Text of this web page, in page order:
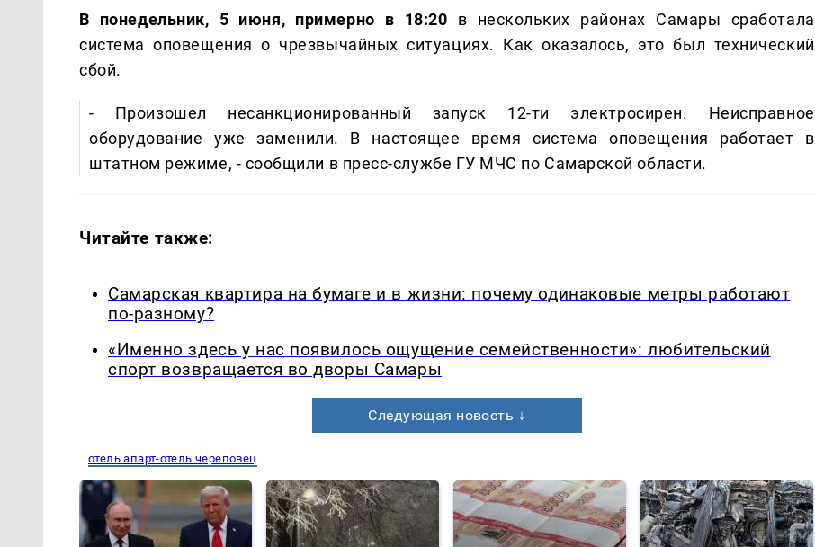
В понедельник, 5 июня, примерно в 18:20 в нескольких районах Самары сработала
система оповещения о чрезвычайных ситуациях. Как оказалось, это был технический
сбой.
- Произошел несанкционированный запуск 12-ти электросирен. Неисправное
оборудование уже заменили. В настоящее время система оповещения работает в
штатном режиме, - сообщили в пресс-службе ГУ МЧС по Самарской области.
Читайте также:
Самарская квартира на бумаге и в жизни: почему одинаковые метры работают
по-разному?
«Именно здесь у нас появилось ощущение семейственности»: любительский
спорт возвращается во дворы Самары
Следующая новость ↓
отель апарт-отель череповец